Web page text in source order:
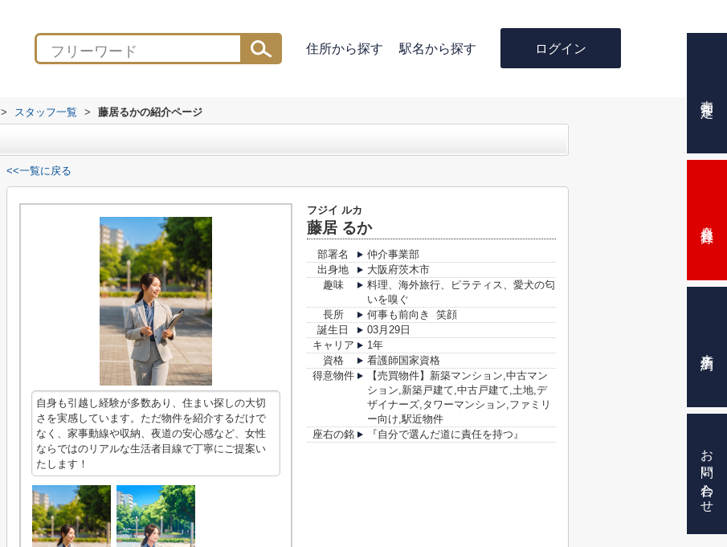
住所から探す 駅名から探す ログイン
> スタッフ一覧 > 藤居るかの紹介ページ
<<一覧に戻る
自身も引越し経験が多数あり、住まい探しの大切
さを実感しています。ただ物件を紹介するだけで
なく、家事動線や収納、夜道の安心感など、女性
ならではのリアルな生活者目線で丁寧にご提案い
たします！
フジイ ルカ
藤居 るか
部署名
仲介事業部
出身地
大阪府茨木市
趣味
料理、海外旅行、ピラティス、愛犬の匂
いを嗅ぐ
長所
何事も前向き 笑顔
誕生日
03月29日
キャリア
1年
資格
看護師国家資格
得意物件
【売買物件】新築マンション,中古マン
ション,新築戸建て,中古戸建て,土地,デ
ザイナーズ,タワーマンション,ファミリ
ー向け,駅近物件
座右の銘
『自分で選んだ道に責任を持つ』
お問い合わせ